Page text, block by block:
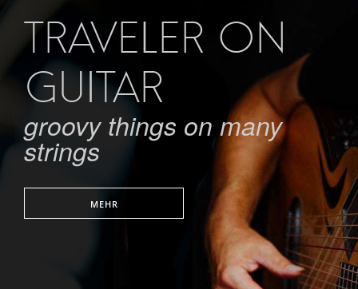
TRAVELER ON
GUITAR
groovy things on many
strings
MEHR